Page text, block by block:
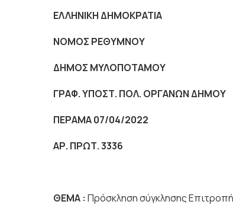
ΕΛΛΗΝΙΚΗ ΔΗΜΟΚΡΑΤΙΑ
NOMOΣ ΡΕΘΥΜΝΟΥ
ΔΗΜΟΣ ΜΥΛΟΠΟΤΑΜΟΥ
ΓΡΑΦ. ΥΠΟΣΤ. ΠΟΛ. ΟΡΓΑΝΩΝ ΔΗΜΟΥ
ΠΕΡΑΜΑ 07/04/2022
ΑΡ. ΠΡΩΤ. 3336
ΘΕΜΑ : Πρόσκληση σύγκλησης